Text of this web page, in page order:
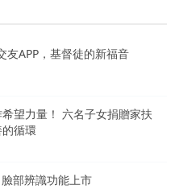
友APP，基督徒的新福音
望力量！ 六名子女捐贈家扶
的循環
部辨識功能上市